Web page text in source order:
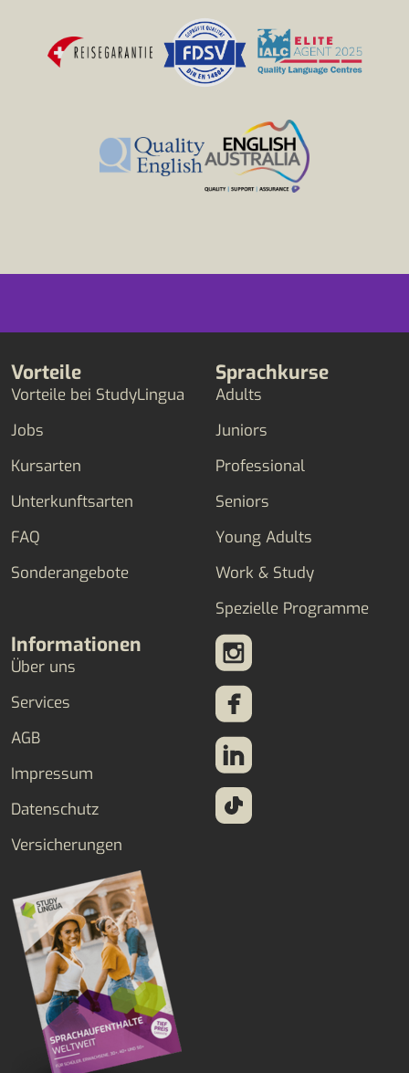
Vorteile
Vorteile bei StudyLingua
Jobs
Kursarten
Unterkunftsarten
FAQ
Sonderangebote
Sprachkurse
Adults
Juniors
Professional
Seniors
Young Adults
Work & Study
Spezielle Programme
Informationen
Über uns
Services
AGB
Impressum
Datenschutz
Versicherungen